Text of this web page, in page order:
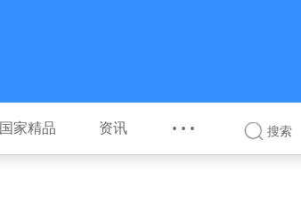
国家精品 资讯 ··· 搜索